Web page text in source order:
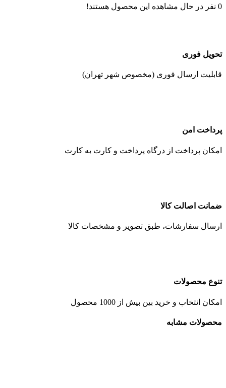
0 نفر در حال مشاهده این محصول هستند!
تحویل فوری
قابلیت ارسال فوری (مخصوص شهر تهران)
پرداخت امن
امکان پرداخت از درگاه پرداخت و کارت به کارت
ضمانت اصالت کالا
ارسال سفارشات، طبق تصویر و مشخصات کالا
تنوع محصولات
امکان انتخاب و خرید بین بیش از 1000 محصول
محصولات مشابه